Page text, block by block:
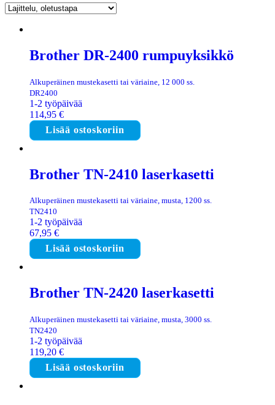
Brother DR-2400 rumpuyksikkö
Alkuperäinen mustekasetti tai väriaine, 12 000 ss.
DR2400
1-2 työpäivää
114,95 €
Lisää ostoskoriin
Brother TN-2410 laserkasetti
Alkuperäinen mustekasetti tai väriaine, musta, 1200 ss.
TN2410
1-2 työpäivää
67,95 €
Lisää ostoskoriin
Brother TN-2420 laserkasetti
Alkuperäinen mustekasetti tai väriaine, musta, 3000 ss.
TN2420
1-2 työpäivää
119,20 €
Lisää ostoskoriin